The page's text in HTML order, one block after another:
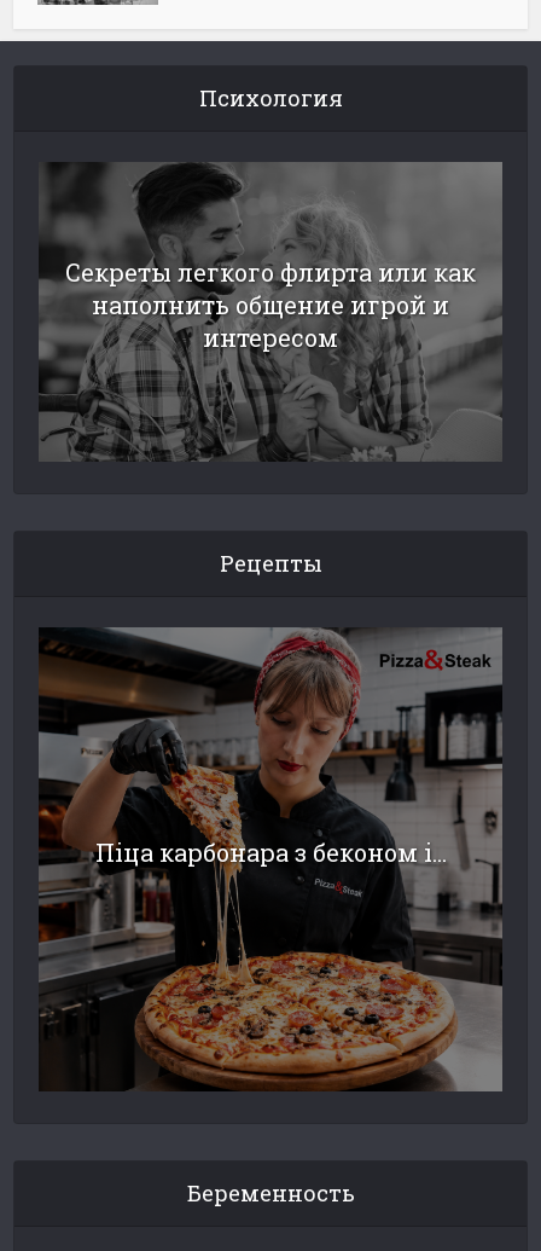
Психология
Секреты легкого флирта или как
наполнить общение игрой и
интересом
Рецепты
Піца карбонара з беконом і...
Беременность